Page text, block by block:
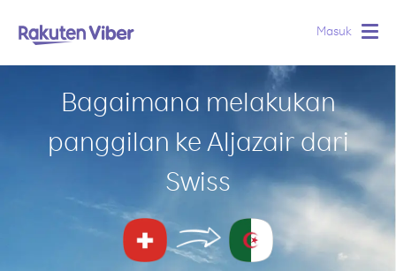
Masuk
Bagaimana melakukan
panggilan ke Aljazair dari
Swiss